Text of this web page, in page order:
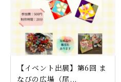
【イベント出展】第6回 ま
なびの広場（尾...